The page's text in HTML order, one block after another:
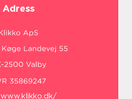
Adress
www.klikko.dk/